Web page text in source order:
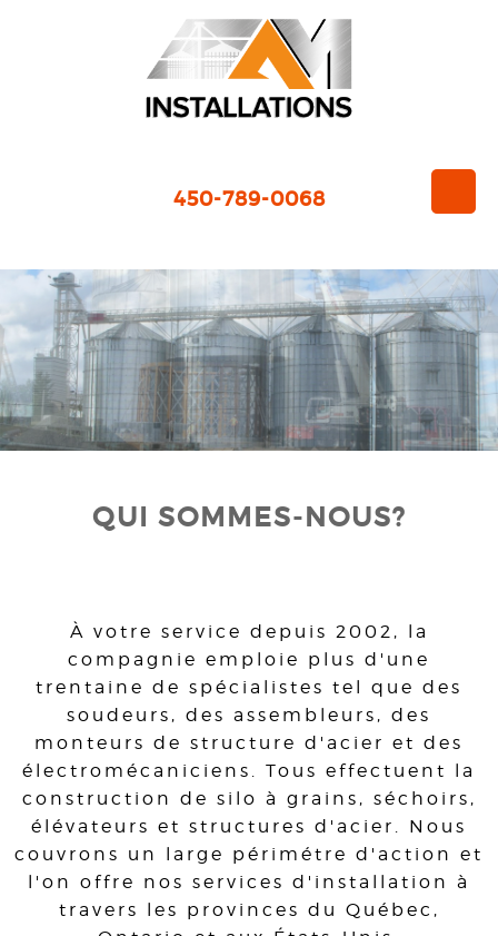
450-789-0068
QUI SOMMES-NOUS?
À votre service depuis 2002, la
compagnie emploie plus d'une
trentaine de spécialistes tel que des
soudeurs, des assembleurs, des
monteurs de structure d'acier et des
électromécaniciens. Tous effectuent la
construction de silo à grains, séchoirs,
élévateurs et structures d'acier. Nous
couvrons un large périmétre d'action et
l'on offre nos services d'installation à
travers les provinces du Québec,